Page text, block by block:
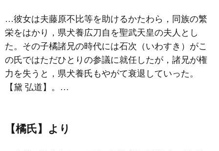
…彼女は夫藤原不比等を助けるかたわら，同族の繁
栄をはかり， 県犬養広刀自 を聖武天皇の夫人とし
た。その子橘諸兄の時代には石次（いわすき）がこ
の氏ではただひとりの参議に就任したが，諸兄が権
力を失うと，県犬養氏もやがて衰退していった。
【黛 弘道】。…
【橘氏】より